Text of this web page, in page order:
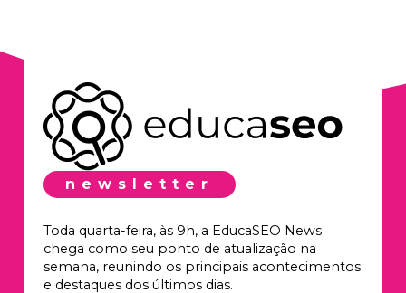
newsletter
Toda quarta-feira, às 9h, a EducaSEO News
chega como seu ponto de atualização na
semana, reunindo os principais acontecimentos
e destaques dos últimos dias.